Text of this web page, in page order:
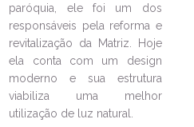
paróquia, ele foi um dos
responsáveis pela reforma e
revitalização da Matriz. Hoje
ela conta com um design
moderno e sua estrutura
viabiliza uma melhor
utilização de luz natural.